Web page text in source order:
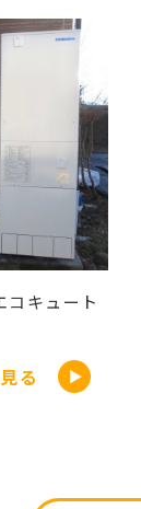
ス取り付けリ
防ぎ防音...
く見る